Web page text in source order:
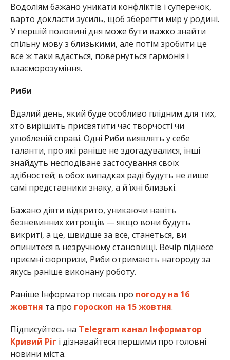
Водоліям бажано уникати конфліктів і суперечок,
варто докласти зусиль, щоб зберегти мир у родині.
У першій половині дня може бути важко знайти
спільну мову з близькими, але потім зробити це
все ж таки вдасться, повернуться гармонія і
взаєморозуміння.
Риби
Вдалий день, який буде особливо плідним для тих,
хто вирішить присвятити час творчості чи
улюбленій справі. Одні Риби виявлять у себе
таланти, про які раніше не здогадувалися, інші
знайдуть несподіване застосування своїх
здібностей; в обох випадках раді будуть не лише
самі представники знаку, а й їхні близькі.
Бажано діяти відкрито, уникаючи навіть
безневинних хитрощів — якщо вони будуть
викриті, а це, швидше за все, станеться, ви
опинитеся в незручному становищі. Вечір піднесе
приємні сюрпризи, Риби отримають нагороду за
якусь раніше виконану роботу.
Раніше Інформатор писав про погоду на 16
жовтня та про гороскоп на 15 жовтня.
Підписуйтесь на Telegram канал Інформатор
Кривий Ріг і дізнавайтеся першими про головні
новини міста.